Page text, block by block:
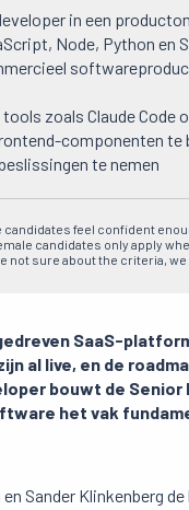
in een
Node, Python en
zoals Claude Code
componenten te
te nemen
feel confident
candidates only apply
not sure about the criteria,
SaaS-
al live, en de
bouwt de
het vak
Sander Klinkenberg